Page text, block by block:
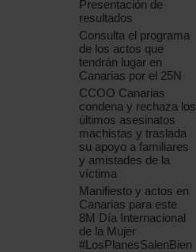
Presentación de
resultados
Consulta el programa
de los actos que
tendrán lugar en
Canarias por el 25N
CCOO Canarias
condena y rechaza los
últimos asesinatos
machistas y traslada
su apoyo a familiares
y amistades de la
víctima
Manifiesto y actos en
Canarias para este
8M Día Internacional
de la Mujer
#LosPlanesSalenBien